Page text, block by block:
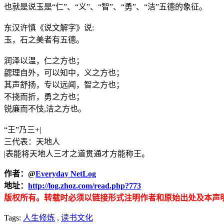
也就是说玉是“仁”、“义”、“智”、“勇”、“洁”五德的象征。
东汉许慎《说文解字》说:
玉，石之美者有五德。
润泽以温，仁之方也；
勰理自外，可以知中，义之方也；
其声舒扬，专以远闻，智之方也；
不挠而折，勇之方也；
锐廉而不忮,洁之方也。
“王”乃三+|
三代表：天地人
|表能将天地人三才之道贯通才方能称王。
作者： @Everyday NetLog
地址： http://log.zhoz.com/read.php?773
版权所有。转载时必须以链接形式注明作者和原始出处及本声
Tags: 人生修炼 , 读书文化